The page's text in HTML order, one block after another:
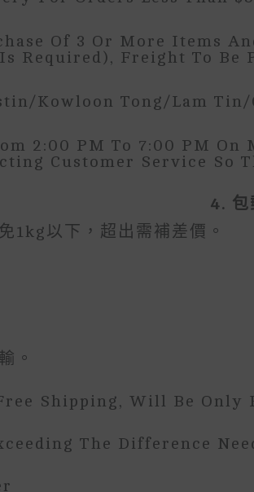
Of 3 Or More Items
Required), Freight To Be
Kowloon Tong/Lam
2:00 PM To 7:00 PM On
Customer Service So
4.
1kg以下，超出需補差價。
。
Shipping, Will Be Only
The Difference